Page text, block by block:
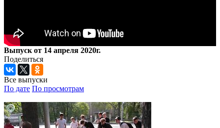
Выпуск от 14 апреля 2020г.
Поделиться
Все выпуски
По дате По просмотрам